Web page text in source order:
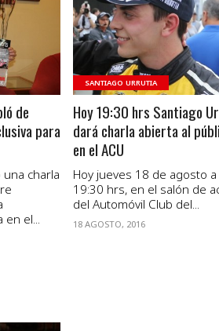
de
para
charla
en el...
VER NOTA
SANTIAGO URRUTIA
Hoy 19:30 hrs Santiago
dará charla abierta al
en el ACU
Hoy jueves 18 de agosto a
19:30 hrs, en el salón de
del Automóvil Club del...
18 AGOSTO, 2016